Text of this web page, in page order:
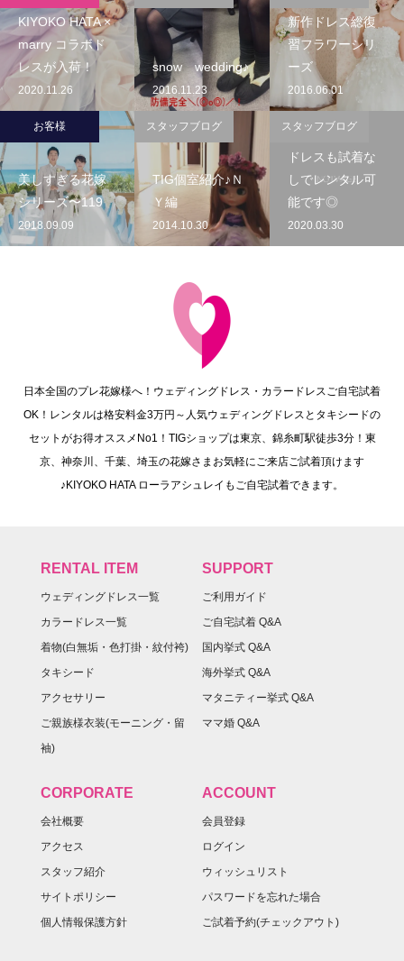
KIYOKO HATA ×
marry コラボド
レスが入荷！
2020.11.26
snow wedding♪
2016.11.23
新作ドレス総復
習フラワーシリ
ーズ
2016.06.01
美しすぎる花嫁
シリーズ〜119
2018.09.09
お客様
TIG個室紹介♪Ｎ
Ｙ編
2014.10.30
スタッフブログ
ドレスも試着な
しでレンタル可
能です◎
2020.03.30
スタッフブログ
日本全国のプレ花嫁様へ！ウェディングドレス・カラードレスご自宅試着
OK！レンタルは格安料金3万円～人気ウェディングドレスとタキシードの
セットがお得オススメNo1！TIGショップは東京、錦糸町駅徒歩3分！東
京、神奈川、千葉、埼玉の花嫁さまお気軽にご来店ご試着頂けます
♪KIYOKO HATA ローラアシュレイもご自宅試着できます。
RENTAL ITEM
ウェディングドレス一覧
カラードレス一覧
着物(白無垢・色打掛・紋付袴)
タキシード
アクセサリー
ご親族様衣装(モーニング・留
袖)
SUPPORT
ご利用ガイド
ご自宅試着 Q&A
国内挙式 Q&A
海外挙式 Q&A
マタニティー挙式 Q&A
ママ婚 Q&A
CORPORATE
会社概要
アクセス
スタッフ紹介
サイトポリシー
個人情報保護方針
ACCOUNT
会員登録
ログイン
ウィッシュリスト
パスワードを忘れた場合
ご試着予約(チェックアウト)